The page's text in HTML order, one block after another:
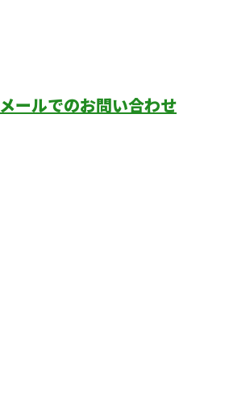
メールでのお問い合わせ